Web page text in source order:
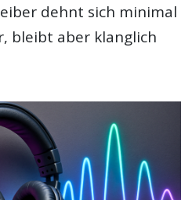
dehnt sich minimal
bleibt aber klanglich